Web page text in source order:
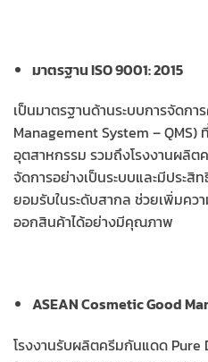
มาตรฐาน ISO 9001: 2015
เป็นมาตรฐานด้านระบบการจัดก
Management System – QMS)
อุตสาหกรรม รวมถึงโรงงานผลิต
จัดการอย่างเป็นระบบและมีประสิ
ยอมรับในระดับสากล ช่วยเพิ่มคว
ออกสินค้าได้อย่างมีคุณภาพ
ASEAN Cosmetic Good
โรงงานรับผลิตครีมกันแดด Pure